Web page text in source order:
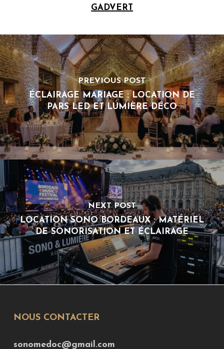
GADVERT
PREVIOUS POST
ÉCLAIRAGE MARIAGE : LOCATION DE
PARS LED ET LUMIÈRE DÉCO
NEXT POST
LOCATION SONO BORDEAUX : MATÉRIEL
DE SONORISATION ET ÉCLAIRAGE
NOUS CONTACTER
sonomedoc@gmail.com